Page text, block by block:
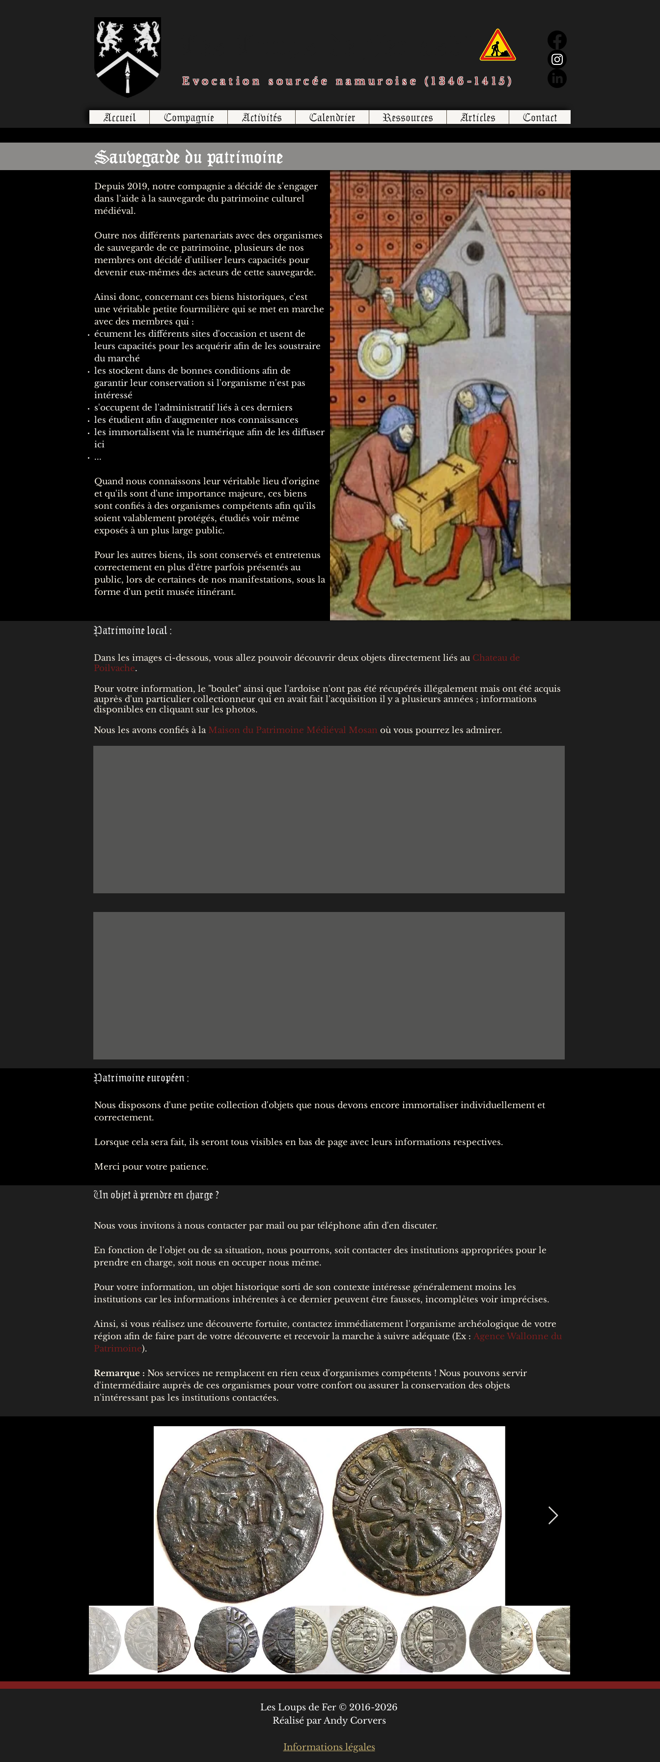
Evocation sourcée namuroise (1346-1415)
Accueil Compagnie Activités Calendrier Ressources Articles Contact
Sauvegarde du patrimoine
Depuis 2019, notre compagnie a décidé de s'engager
dans l'aide à la sauvegarde du patrimoine culturel
médiéval.
Outre nos différents partenariats avec des organismes
de sauvegarde de ce patrimoine, plusieurs de nos
membres ont décidé d'utiliser leurs capacités pour
devenir eux-mêmes des acteurs de cette sauvegarde.
Ainsi donc, concernant ces biens historiques, c'est
une véritable petite fourmilière qui se met en marche
avec des membres qui :​
écument les différents sites d'occasion et usent de
leurs capacités pour les acquérir afin de les soustraire
du marché
les stockent dans de bonnes conditions afin de
garantir leur conservation si l'organisme n'est pas
intéressé
s'occupent de l'administratif liés à ces derniers
les étudient afin d'augmenter nos connaissances
les immortalisent via le numérique afin de les diffuser
ici
...
Quand nous connaissons leur véritable lieu d'origine
et qu'ils sont d'une importance majeure, ces biens
sont confiés à des organismes compétents afin qu'ils
soient valablement protégés, étudiés voir même
exposés à un plus large public.
Pour les autres biens, ils sont conservés et entretenus
correctement en plus d'être parfois présentés au
public, lors de certaines de nos manifestations, sous la
forme d'un petit musée itinérant.
Patrimoine local :
Dans les images ci-dessous, vous allez pouvoir découvrir deux objets directement liés au Chateau de
Poilvache.
Pour votre information, le "boulet" ainsi que l'ardoise n'ont pas été récupérés illégalement mais ont été acquis
auprès d'un particulier collectionneur qui en avait fait l'acquisition il y a plusieurs années ; informations
disponibles en cliquant sur les photos.
Nous les avons confiés à la Maison du Patrimoine Médiéval Mosan où vous pourrez les admirer.
Patrimoine européen :
Nous disposons d'une petite collection d'objets que nous devons encore immortaliser individuellement et
correctement.
Lorsque cela sera fait, ils seront tous visibles en bas de page avec leurs informations respectives.
Merci pour votre patience.
Un objet à prendre en charge ?
Nous vous invitons à nous contacter par mail ou par téléphone afin d'en discuter.
En fonction de l'objet ou de sa situation, nous pourrons, soit contacter des institutions appropriées pour le
prendre en charge, soit nous en occuper nous même.
Pour votre information, un objet historique sorti de son contexte intéresse généralement moins les
institutions car les informations inhérentes à ce dernier peuvent être fausses, incomplètes voir imprécises.
Ainsi, si vous réalisez une découverte fortuite, contactez immédiatement l'organisme archéologique de votre
région afin de faire part de votre découverte et recevoir la marche à suivre adéquate (Ex : Agence Wallonne du
Patrimoine).
Remarque : Nos services ne remplacent en rien ceux d'organismes compétents ! Nous pouvons servir
d'intermédiaire auprès de ces organismes pour votre confort ou assurer la conservation des objets
n'intéressant pas les institutions contactées.
Les Loups de Fer © 2016-2026
Réalisé par Andy Corvers
Informations légales